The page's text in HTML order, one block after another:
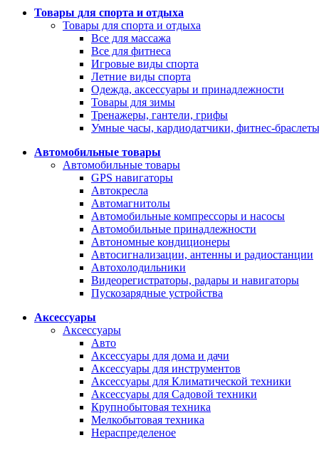
Товары для спорта и отдыха
Товары для спорта и отдыха
Все для массажа
Все для фитнеса
Игровые виды спорта
Летние виды спорта
Одежда, аксессуары и принадлежности
Товары для зимы
Тренажеры, гантели, грифы
Умные часы, кардиодатчики, фитнес-браслеты
Автомобильные товары
Автомобильные товары
GPS навигаторы
Автокресла
Автомагнитолы
Автомобильные компрессоры и насосы
Автомобильные принадлежности
Автономные кондиционеры
Автосигнализации, антенны и радиостанции
Автохолодильники
Видеорегистраторы, радары и навигаторы
Пускозарядные устройства
Аксессуары
Аксессуары
Авто
Аксессуары для дома и дачи
Аксессуары для инструментов
Аксессуары для Климатической техники
Аксессуары для Садовой техники
Крупнобытовая техника
Мелкобытовая техника
Нераспределеное